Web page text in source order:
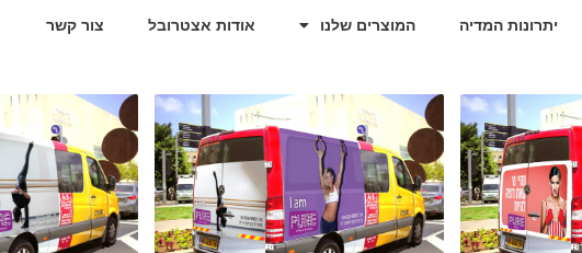
יתרונות המדיה המוצרים שלנו אודות אצטרובל צור קשר